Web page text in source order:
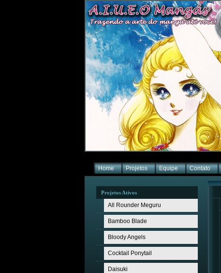
Home Projetos Equipe Contato
Projetos Ativos
All Rounder Meguru
Bamboo Blade
Bloody Angels
Cocktail Ponytail
Daisuki